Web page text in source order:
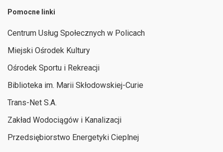
Pomocne linki
Centrum Usług Społecznych w Policach
Miejski Ośrodek Kultury
Ośrodek Sportu i Rekreacji
Biblioteka im. Marii Skłodowskiej-Curie
Trans-Net S.A.
Zakład Wodociągów i Kanalizacji
Przedsiębiorstwo Energetyki Cieplnej